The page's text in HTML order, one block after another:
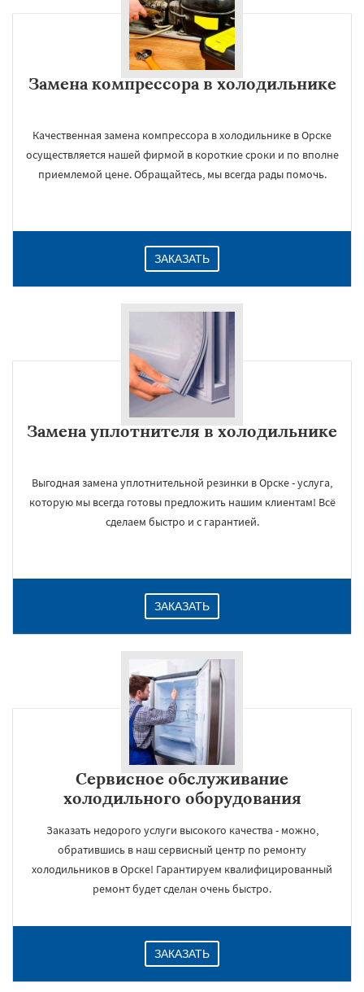
Замена компрессора в холодильнике
Качественная замена компрессора в холодильнике в Орске
осуществляется нашей фирмой в короткие сроки и по вполне
приемлемой цене. Обращайтесь, мы всегда рады помочь.
ЗАКАЗАТЬ
Замена уплотнителя в холодильнике
Выгодная замена уплотнительной резинки в Орске - услуга,
которую мы всегда готовы предложить нашим клиентам! Всё
сделаем быстро и с гарантией.
ЗАКАЗАТЬ
Сервисное обслуживание
холодильного оборудования
Заказать недорого услуги высокого качества - можно,
обратившись в наш сервисный центр по ремонту
холодильников в Орске! Гарантируем квалифицированный
ремонт будет сделан очень быстро.
ЗАКАЗАТЬ
×